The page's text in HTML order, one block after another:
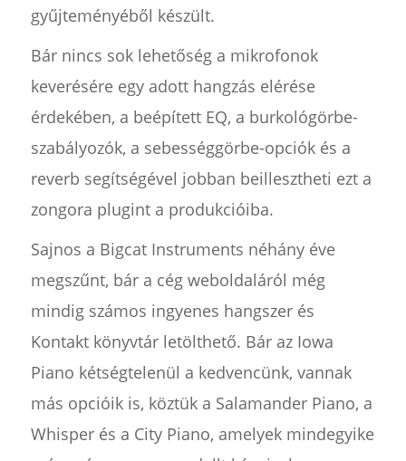
gyűjteményéből készült.
Bár nincs sok lehetőség a mikrofonok
keverésére egy adott hangzás elérése
érdekében, a beépített EQ, a burkológörbe-
szabályozók, a sebességgörbe-opciók és a
reverb segítségével jobban beillesztheti ezt a
zongora plugint a produkcióiba.
Sajnos a Bigcat Instruments néhány éve
megszűnt, bár a cég weboldaláról még
mindig számos ingyenes hangszer és
Kontakt könyvtár letölthető. Bár az Iowa
Piano kétségtelenül a kedvencünk, vannak
más opcióik is, köztük a Salamander Piano, a
Whisper és a City Piano, amelyek mindegyike